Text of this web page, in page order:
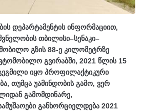
დეპარტამენტის ინფორმაციით,
თბილისი–სენაკი–
გზის 88-ე კილომეტრზე
გვირაბში, 2021 წლის 15
იყო პროფილაქტიკური
თუმცა უამინდობის გამო, ვერ
გამომდინარე,
განხორციელდება 2021